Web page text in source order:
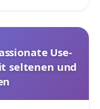
Use-
seltenen und